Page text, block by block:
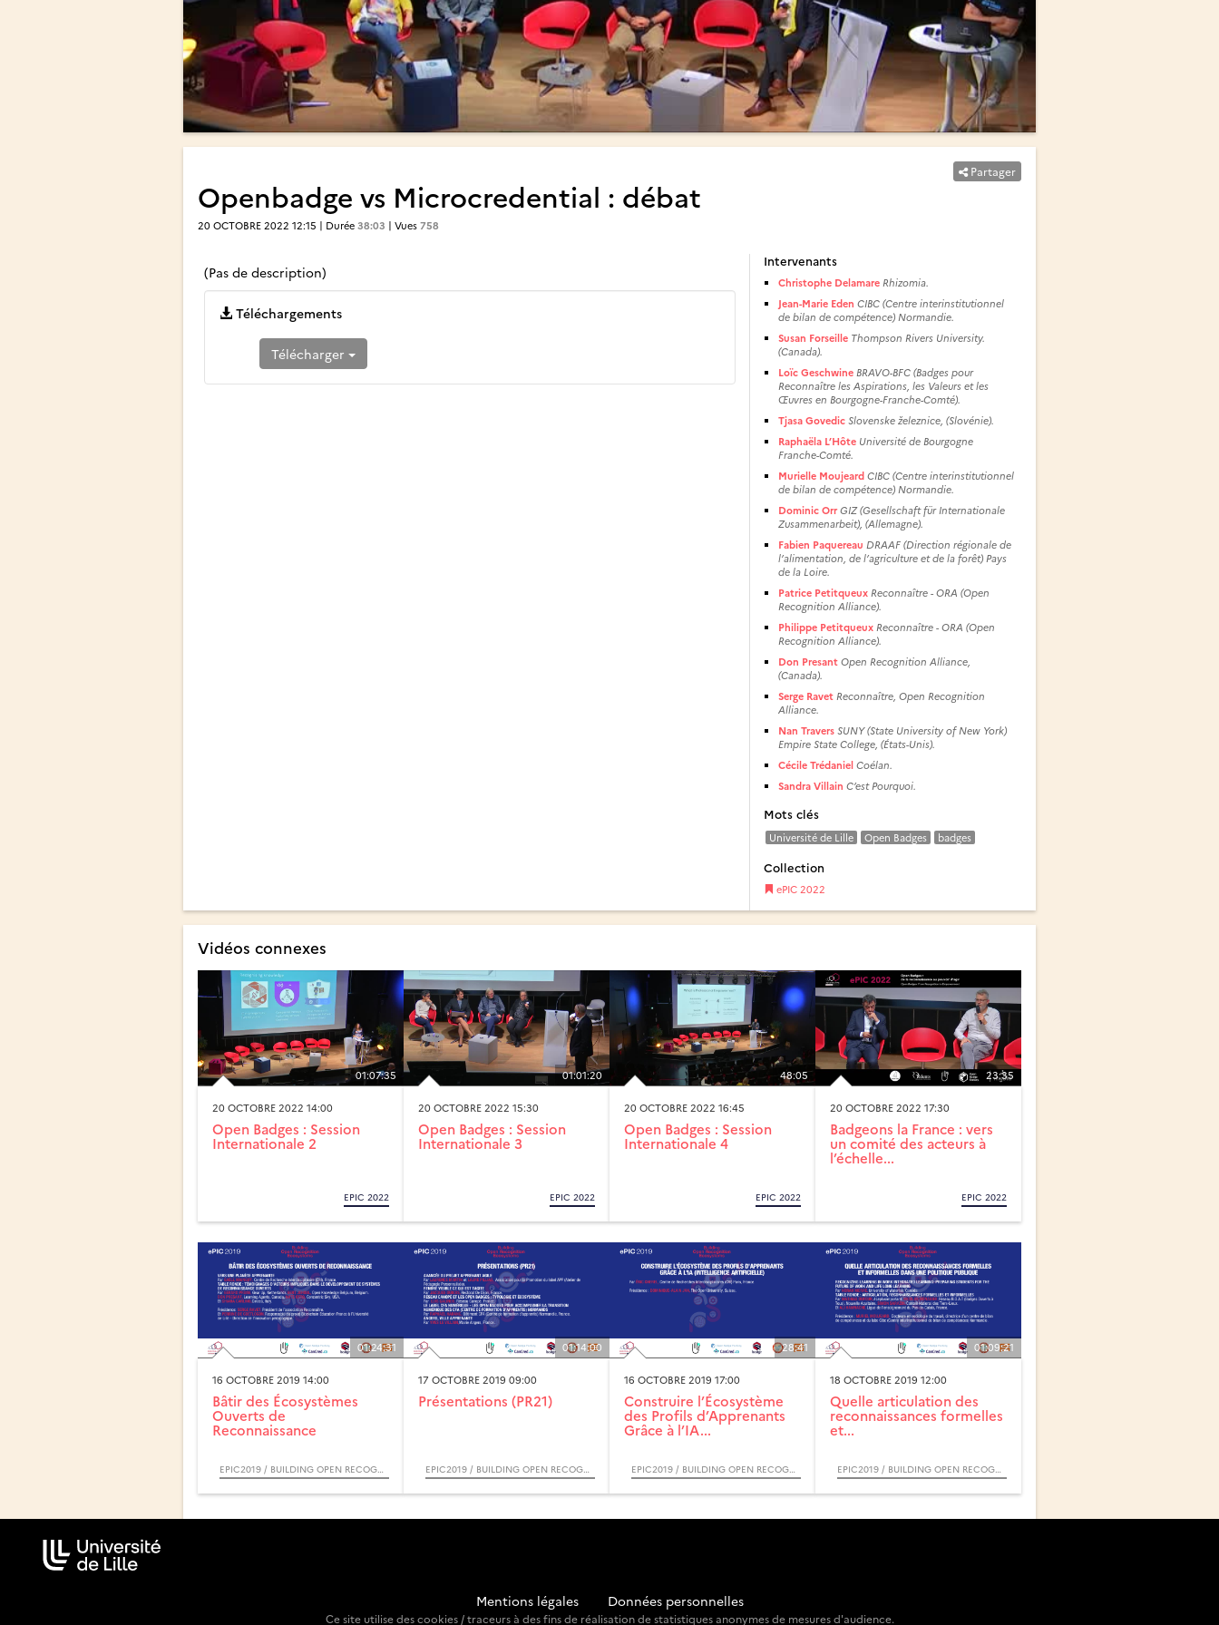
Partager
Openbadge vs Microcredential : débat
20 OCTOBRE 2022 12:15 | Durée 38:03 | Vues 758
(Pas de description)
Téléchargements
Télécharger
Intervenants
Christophe Delamare Rhizomia.
Jean-Marie Eden CIBC (Centre interinstitutionnel
de bilan de compétence) Normandie.
Susan Forseille Thompson Rivers University.
(Canada).
Loïc Geschwine BRAVO-BFC (Badges pour
Reconnaître les Aspirations, les Valeurs et les
Œuvres en Bourgogne-Franche-Comté).
Tjasa Govedic Slovenske železnice, (Slovénie).
Raphaëla L’Hôte Université de Bourgogne
Franche-Comté.
Murielle Moujeard CIBC (Centre interinstitutionnel
de bilan de compétence) Normandie.
Dominic Orr GIZ (Gesellschaft für Internationale
Zusammenarbeit), (Allemagne).
Fabien Paquereau DRAAF (Direction régionale de
l’alimentation, de l’agriculture et de la forêt) Pays
de la Loire.
Patrice Petitqueux Reconnaître - ORA (Open
Recognition Alliance).
Philippe Petitqueux Reconnaître - ORA (Open
Recognition Alliance).
Don Presant Open Recognition Alliance,
(Canada).
Serge Ravet Reconnaître, Open Recognition
Alliance.
Nan Travers SUNY (State University of New York)
Empire State College, (États-Unis).
Cécile Trédaniel Coélan.
Sandra Villain C’est Pourquoi.
Mots clés
Université de Lille Open Badges badges
Collection
ePIC 2022
Vidéos connexes
01:07:35
20 OCTOBRE 2022 14:00
Open Badges : Session
Internationale 2
EPIC 2022
01:01:20
20 OCTOBRE 2022 15:30
Open Badges : Session
Internationale 3
EPIC 2022
48:05
20 OCTOBRE 2022 16:45
Open Badges : Session
Internationale 4
EPIC 2022
23:35
20 OCTOBRE 2022 17:30
Badgeons la France : vers
un comité des acteurs à
l’échelle...
EPIC 2022
01:24:31
16 OCTOBRE 2019 14:00
Bâtir des Écosystèmes
Ouverts de
Reconnaissance
EPIC2019 / BUILDING OPEN RECOGNITION ECOSYTEMS
01:14:00
17 OCTOBRE 2019 09:00
Présentations (PR21)
EPIC2019 / BUILDING OPEN RECOGNITION ECOSYTEMS
28:41
16 OCTOBRE 2019 17:00
Construire l’Écosystème
des Profils d’Apprenants
Grâce à l’IA...
EPIC2019 / BUILDING OPEN RECOGNITION ECOSYTEMS
01:09:21
18 OCTOBRE 2019 12:00
Quelle articulation des
reconnaissances formelles
et...
EPIC2019 / BUILDING OPEN RECOGNITION ECOSYTEMS
Mentions légales Données personnelles
Ce site utilise des cookies / traceurs à des fins de réalisation de statistiques anonymes de mesures d'audience.